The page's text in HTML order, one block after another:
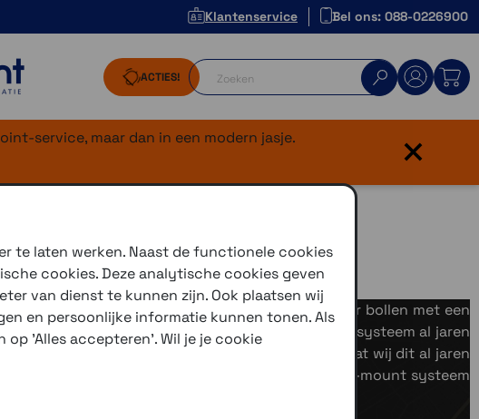
Klantenservice Bel ons: 088-0226900
ACTIES!
service, maar dan in een modern jasje.
×
In de basis bestaat het systeem uit 2 rubber bollen met een
Om die reden gebruiken we het Ram-mount systeem al jaren
is tenslotte wel een oplossing te vinden. Nadat wij dit al jaren
TomTom er voor hebben gekozen om het RAM-mount systeem
te laten werken. Naast de functionele cookies
cookies. Deze analytische cookies geven
van dienst te kunnen zijn. Ook plaatsen wij
en persoonlijke informatie kunnen tonen. Als
'Alles accepteren'. Wil je je cookie